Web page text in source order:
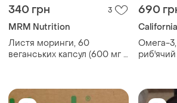
340 грн 3
MRM Nutrition
Листя моринги, 60
веганських капсул (600 мг у
690
Омега-3,